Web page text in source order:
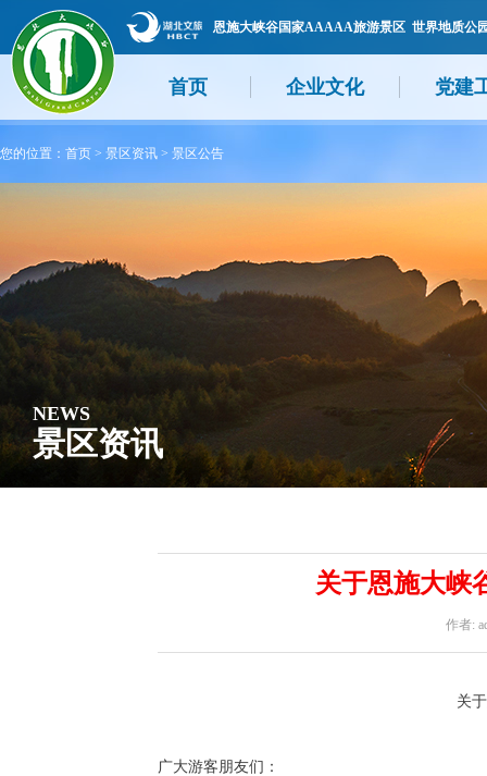
恩施大峡谷国家AAAAA旅游景区 世界地质公
首页 企业文化 党建
您的位置： 首页 > 景区资讯 > 景区公告
NEWS
景区资讯
关于恩施大峡
作者:
关
广大游客朋友们：